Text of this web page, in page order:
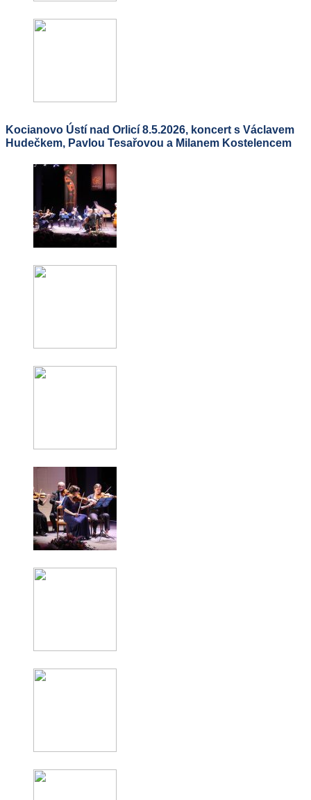
Kocianovo Ústí nad Orlicí 8.5.2026, koncert s Václavem
Hudečkem, Pavlou Tesařovou a Milanem Kostelencem